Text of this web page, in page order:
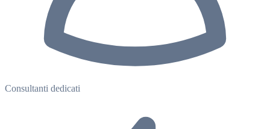
Consultanti dedicati